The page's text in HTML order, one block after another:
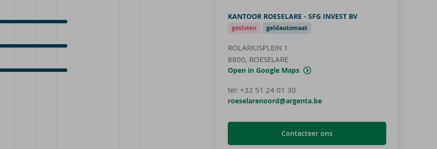
KANTOOR ROESELARE - SFG INVEST BV
gesloten geldautomaat
ROLARIUSPLEIN 1
8800, ROESELARE
Open in Google Maps
tel: +32 51 24 01 30
roeselarenoord@argenta.be
Contacteer ons